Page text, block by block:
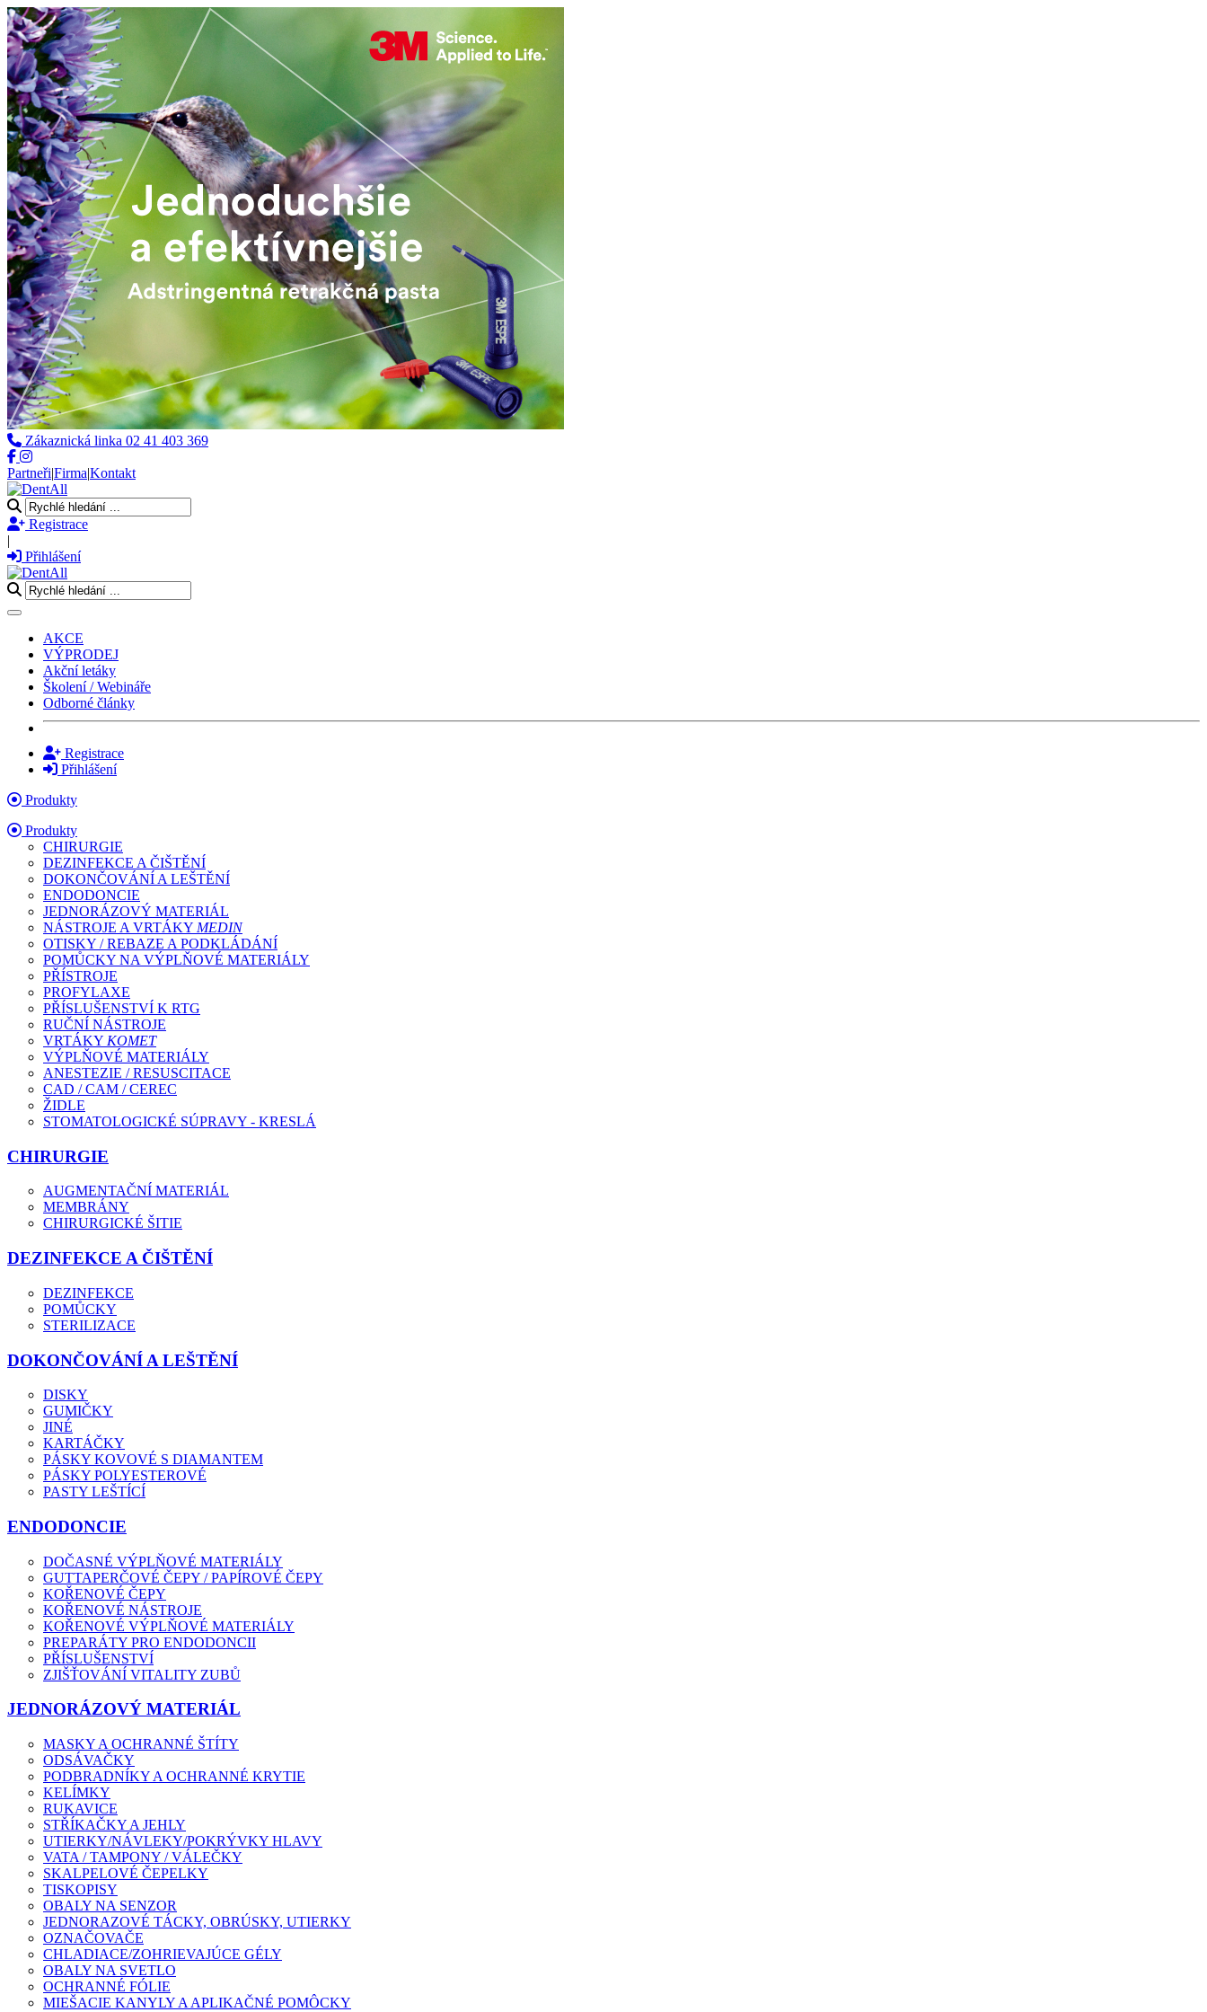
Zákaznická linka 02 41 403 369
Partneři|Firma|Kontakt
Registrace
|
Přihlášení
Toggle navigation
AKCE
VÝPRODEJ
Akční letáky
Školení / Webináře
Odborné články
Registrace
Přihlášení
Produkty
Produkty
CHIRURGIE
DEZINFEKCE A ČIŠTĚNÍ
DOKONČOVÁNÍ A LEŠTĚNÍ
ENDODONCIE
JEDNORÁZOVÝ MATERIÁL
NÁSTROJE A VRTÁKY MEDIN
OTISKY / REBAZE A PODKLÁDÁNÍ
POMŮCKY NA VÝPLŇOVÉ MATERIÁLY
PŘÍSTROJE
PROFYLAXE
PŘÍSLUŠENSTVÍ K RTG
RUČNÍ NÁSTROJE
VRTÁKY KOMET
VÝPLŇOVÉ MATERIÁLY
ANESTEZIE / RESUSCITACE
CAD / CAM / CEREC
ŽIDLE
STOMATOLOGICKÉ SÚPRAVY - KRESLÁ
CHIRURGIE
AUGMENTAČNÍ MATERIÁL
MEMBRÁNY
CHIRURGICKÉ ŠITIE
DEZINFEKCE A ČIŠTĚNÍ
DEZINFEKCE
POMŮCKY
STERILIZACE
DOKONČOVÁNÍ A LEŠTĚNÍ
DISKY
GUMIČKY
JINÉ
KARTÁČKY
PÁSKY KOVOVÉ S DIAMANTEM
PÁSKY POLYESTEROVÉ
PASTY LEŠTÍCÍ
ENDODONCIE
DOČASNÉ VÝPLŇOVÉ MATERIÁLY
GUTTAPERČOVÉ ČEPY / PAPÍROVÉ ČEPY
KOŘENOVÉ ČEPY
KOŘENOVÉ NÁSTROJE
KOŘENOVÉ VÝPLŇOVÉ MATERIÁLY
PREPARÁTY PRO ENDODONCII
PŘÍSLUŠENSTVÍ
ZJIŠŤOVÁNÍ VITALITY ZUBŮ
JEDNORÁZOVÝ MATERIÁL
MASKY A OCHRANNÉ ŠTÍTY
ODSÁVAČKY
PODBRADNÍKY A OCHRANNÉ KRYTIE
KELÍMKY
RUKAVICE
STŘÍKAČKY A JEHLY
UTIERKY/NÁVLEKY/POKRÝVKY HLAVY
VATA / TAMPONY / VÁLEČKY
SKALPELOVÉ ČEPELKY
TISKOPISY
OBALY NA SENZOR
JEDNORAZOVÉ TÁCKY, OBRÚSKY, UTIERKY
OZNAČOVAČE
CHLADIACE/ZOHRIEVAJÚCE GÉLY
OBALY NA SVETLO
OCHRANNÉ FÓLIE
MIEŠACIE KANYLY A APLIKAČNÉ POMÔCKY